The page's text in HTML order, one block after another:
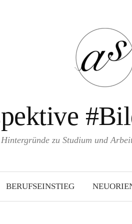
Hintergründe zu Studium und
BERUFSEINSTIEG